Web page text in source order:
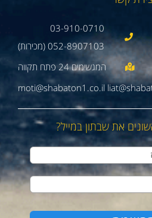
03-910-0710
052-8907103 (מכירות)
moti@shabaton1.co.il
את שבתון במייל?